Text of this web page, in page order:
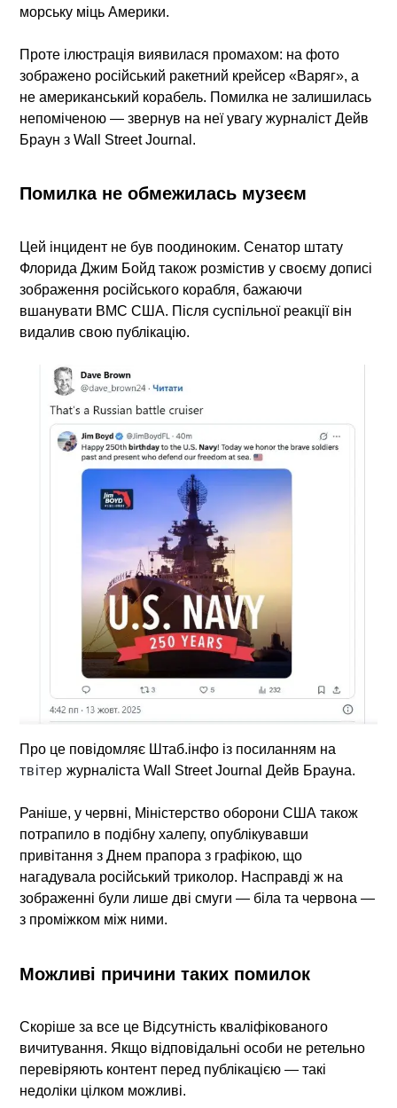
морську міць Америки.
Проте ілюстрація виявилася промахом: на фото
зображено російський ракетний крейсер«Варяг», а
не американський корабель. Помилка не залишилась
непоміченою — звернув на неї увагу журналістДейв
Браун з Wall Street Journal.
Помилка не обмежилась музеєм
Цей інцидент не був поодиноким. Сенатор штату
ФлоридаДжим Бойд також розмістив у своєму дописі
зображення російського корабля, бажаючи
вшанувати ВМС США. Після суспільної реакції він
видалив свою публікацію.
Про це повідомляє Штаб.інфо із посиланням на
твітер журналіста Wall Street Journal Дейв Брауна.
Раніше, у червні, Міністерство оборони США також
потрапило в подібну халепу, опублікувавши
привітання з Днем прапора з графікою, що
нагадувала російський триколор. Насправді ж на
зображенні були лише дві смуги — біла та червона —
з проміжком між ними.
Можливі причини таких помилок
Скоріше за все це Відсутність кваліфікованого
вичитування. Якщо відповідальні особи не ретельно
перевіряють контент перед публікацією — такі
недоліки цілком можливі.